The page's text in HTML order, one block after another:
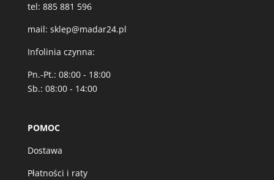
tel: 885 881 596
mail: sklep@madar24.pl
Infolinia czynna:
Pn.-Pt.: 08:00 - 18:00
Sb.: 08:00 - 14:00
POMOC
Dostawa
Płatności i raty